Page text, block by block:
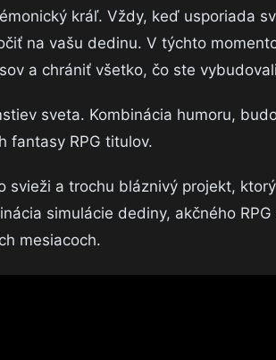
kráľ. Vždy, keď usporiada
na vašu dedinu. V týchto
a chrániť všetko, čo ste
sveta. Kombinácia humoru,
fantasy RPG titulov.
svieži a trochu bláznivý projekt,
simulácie dediny, akčného RPG
mesiacoch.